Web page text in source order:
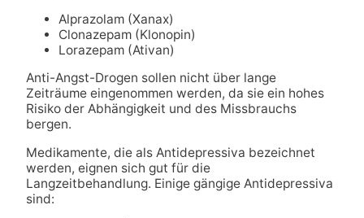
Alprazolam (Xanax)
Clonazepam (Klonopin)
Lorazepam (Ativan)
Anti-Angst-Drogen sollen nicht über lange
Zeiträume eingenommen werden, da sie ein hohes
Risiko der Abhängigkeit und des Missbrauchs
bergen.
Medikamente, die als Antidepressiva bezeichnet
werden, eignen sich gut für die
Langzeitbehandlung. Einige gängige Antidepressiva
sind: